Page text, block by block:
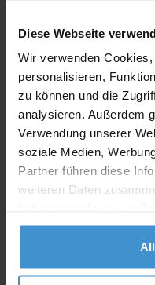
Diese Webseite
Wir verwenden
personalisieren,
zu können und die
analysieren. Außerdem
Verwendung unserer
soziale Medien,
Partner führen diese
weiteren Daten
gesammelt haben.
Lieferzeiten
Artikel mit
Muster mit Ihrer
Werbeanbringung zur
der Produktion:
Artikel ohne